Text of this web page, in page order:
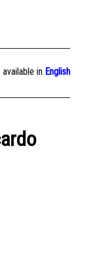
available in English